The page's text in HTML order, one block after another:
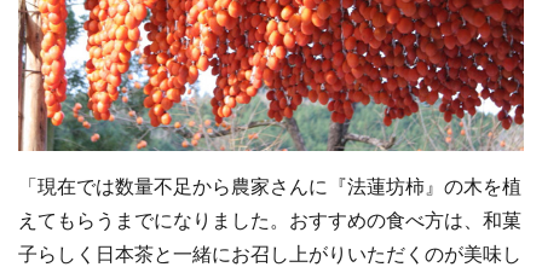
「現在では数量不足から農家さんに『法蓮坊柿』の木を植
えてもらうまでになりました。おすすめの食べ方は、和菓
子らしく日本茶と一緒にお召し上がりいただくのが美味し